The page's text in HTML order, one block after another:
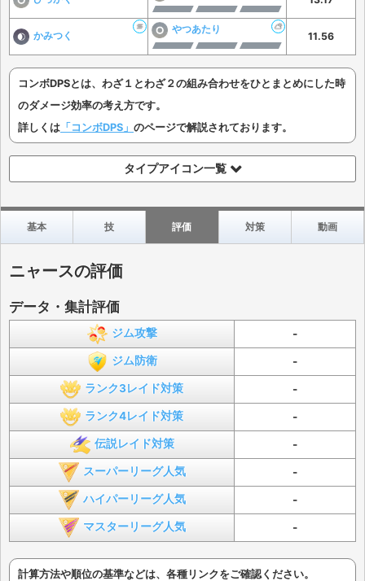
かみつく
やつあたり
11.56
コンボDPSとは、わざ１とわざ２の組み合わせをひとまとめにした時
のダメージ効率の考え方です。
詳しくは 「コンボDPS」 のページで解説されております。
タイプアイコン一覧
基本 技 評価 対策 動画
ニャースの評価
データ・集計評価
ジム攻撃 -
ジム防衛 -
ランク3レイド対策 -
ランク4レイド対策 -
伝説レイド対策 -
スーパーリーグ人気 -
ハイパーリーグ人気 -
マスターリーグ人気 -
計算方法や順位の基準などは、各種リンクをご確認ください。